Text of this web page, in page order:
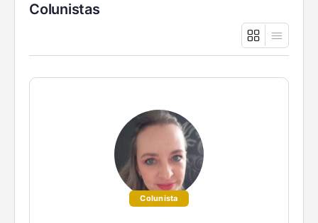
Colunistas
Colunista